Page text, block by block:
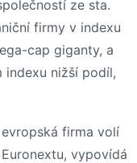
ze sta.
firmy v indexu
cap giganty, a
indexu nižší podíl,
firma volí
vypovídá